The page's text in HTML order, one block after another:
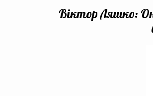
Віктор Ляшко: